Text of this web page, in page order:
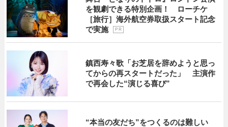
を観劇できる特別企画！ ローチケ
［旅行］海外航空券取扱スタート記念
で実施
P R
鎮西寿々歌「お芝居を辞めようと思っ
てからの再スタートだった」 主演作
で再会した“演じる喜び”
“本当の友だち”をつくるのは難しい